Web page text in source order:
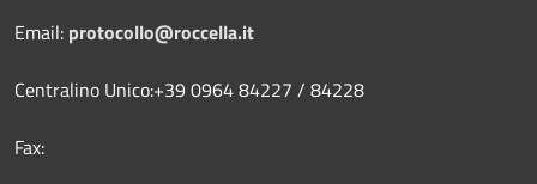
Email: protocollo@roccella.it
Centralino Unico:+39 0964 84227 / 84228
Fax: